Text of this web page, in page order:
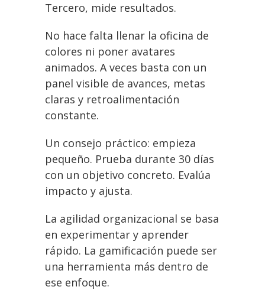
Tercero, mide resultados.
No hace falta llenar la oficina de
colores ni poner avatares
animados. A veces basta con un
panel visible de avances, metas
claras y retroalimentación
constante.
Un consejo práctico: empieza
pequeño. Prueba durante 30 días
con un objetivo concreto. Evalúa
impacto y ajusta.
La agilidad organizacional se basa
en experimentar y aprender
rápido. La gamificación puede ser
una herramienta más dentro de
ese enfoque.